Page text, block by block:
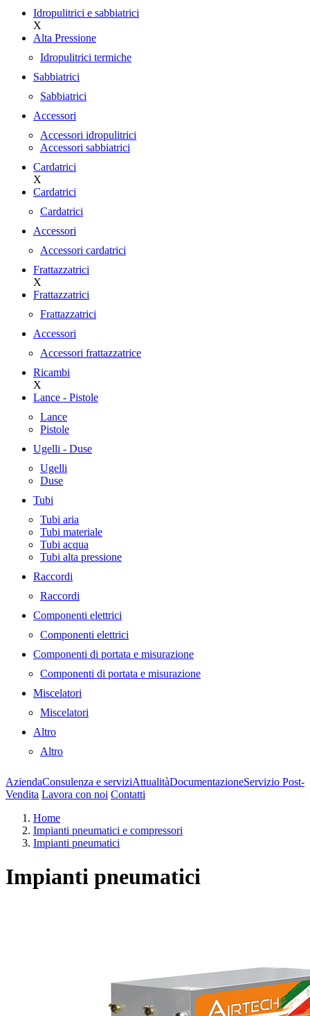
Idropulitrici e sabbiatrici
X
Alta Pressione
Idropulitrici termiche
Sabbiatrici
Sabbiatrici
Accessori
Accessori idropulitrici
Accessori sabbiatrici
Cardatrici
X
Cardatrici
Cardatrici
Accessori
Accessori cardatrici
Frattazzatrici
X
Frattazzatrici
Frattazzatrici
Accessori
Accessori frattazzatrice
Ricambi
X
Lance - Pistole
Lance
Pistole
Ugelli - Duse
Ugelli
Duse
Tubi
Tubi aria
Tubi materiale
Tubi acqua
Tubi alta pressione
Raccordi
Raccordi
Componenti elettrici
Componenti elettrici
Componenti di portata e misurazione
Componenti di portata e misurazione
Miscelatori
Miscelatori
Altro
Altro
AziendaConsulenza e serviziAttualitàDocumentazioneServizio Post-
Vendita Lavora con noi Contatti
Home
Impianti pneumatici e compressori
Impianti pneumatici
Impianti pneumatici